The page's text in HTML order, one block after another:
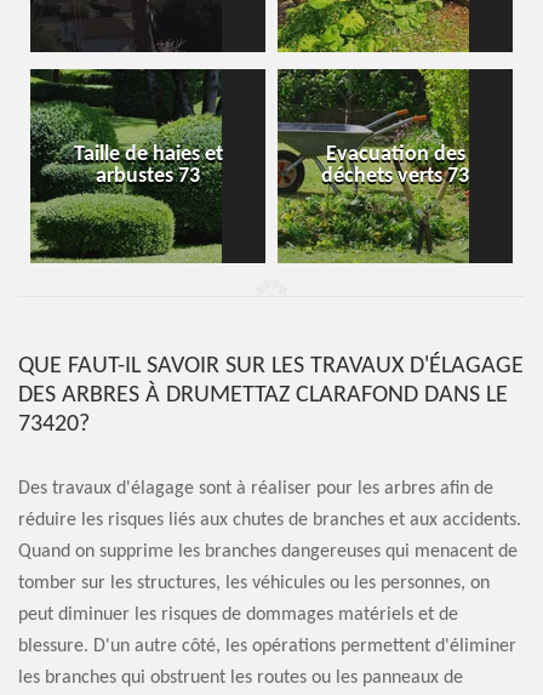
Taille de haies et
arbustes 73
Evacuation des
déchets verts 73
QUE FAUT-IL SAVOIR SUR LES TRAVAUX D'ÉLAGAGE
DES ARBRES À DRUMETTAZ CLARAFOND DANS LE
73420?
Des travaux d'élagage sont à réaliser pour les arbres afin de
réduire les risques liés aux chutes de branches et aux accidents.
Quand on supprime les branches dangereuses qui menacent de
tomber sur les structures, les véhicules ou les personnes, on
peut diminuer les risques de dommages matériels et de
blessure. D'un autre côté, les opérations permettent d'éliminer
les branches qui obstruent les routes ou les panneaux de